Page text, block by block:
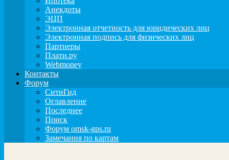
Анекдоты
ЭЦП
Электронная отчетность для юридических лиц
Электронная подпись для физических лиц
Партнеры
Плати.ру
Webmoney
Контакты
Форум
СитиГид
Оглавление
Последнее
Поиск
Форум omsk-gps.ru
Замечания по картам